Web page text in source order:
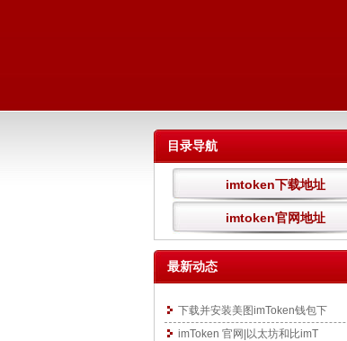
目录导航
imtoken下载地址
imtoken官网地址
最新动态
下载并安装美图imToken钱包下
imToken 官网|以太坊和比imT